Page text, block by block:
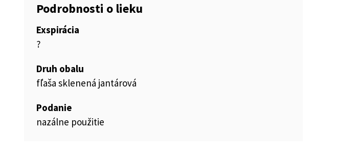
Podrobnosti o lieku
Exspirácia
?
Druh obalu
fľaša sklenená jantárová
Podanie
nazálne použitie